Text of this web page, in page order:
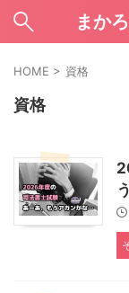
まか
HOME > 資格
資格